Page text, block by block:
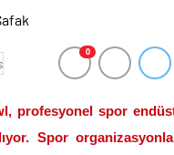
0
profesyonel spor
Spor